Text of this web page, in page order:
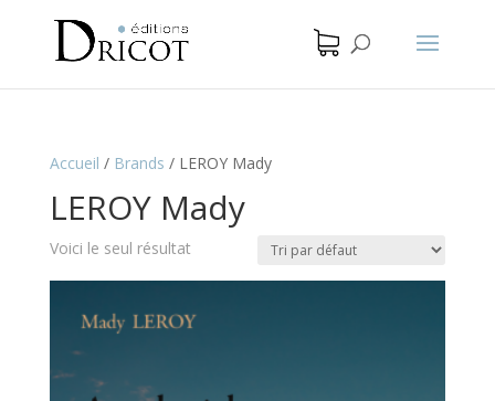
Accueil / Brands / LEROY Mady
LEROY Mady
Voici le seul résultat